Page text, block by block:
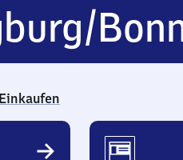
Einkaufen